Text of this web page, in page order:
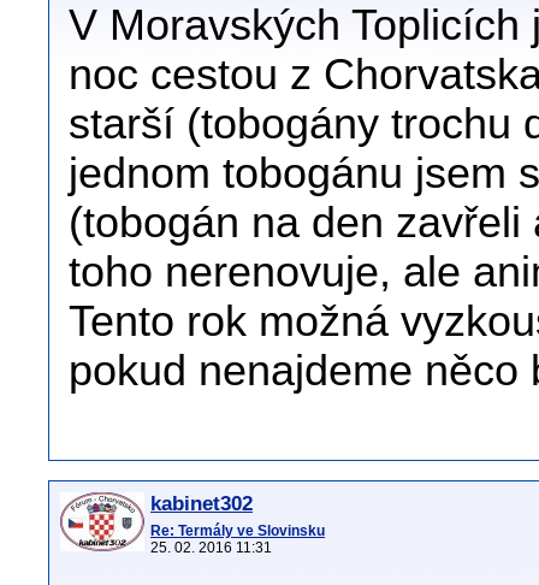
V Moravských
noc cestou z
starší (tobogány trochu
jednom tobogánu jsem
(tobogán na den
toho nerenovuje, ale
Tento rok možná
pokud nenajdeme něco
kabinet302
Re: Termály ve Slovinsku
25. 02. 2016 11:31